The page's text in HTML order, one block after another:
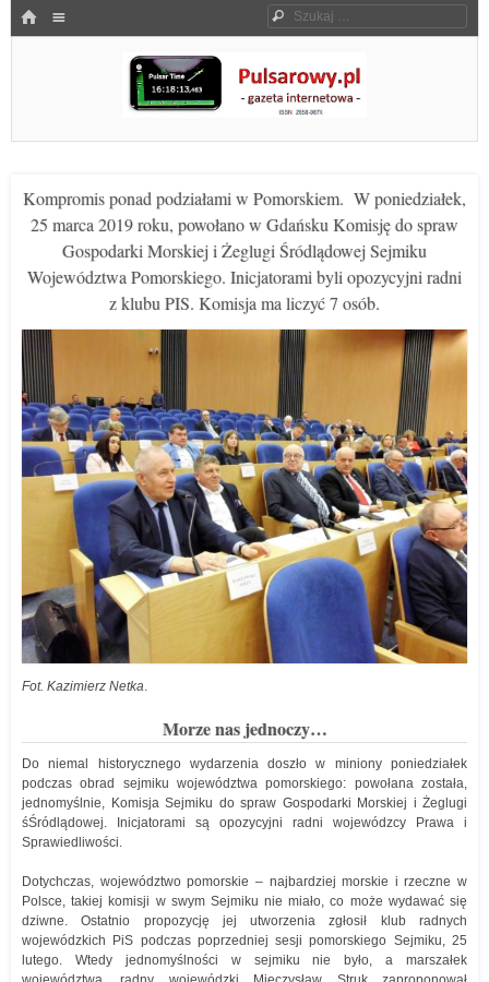
HOME Szukaj
Pulsarowy.pl
Kompromis ponad podziałami w Pomorskiem. W poniedziałek,
25 marca 2019 roku, powołano w Gdańsku Komisję do spraw
Gospodarki Morskiej i Żeglugi Śródlądowej Sejmiku
Województwa Pomorskiego. Inicjatorami byli opozycyjni radni
z klubu PIS. Komisja ma liczyć 7 osób.
Fot. Kazimierz Netka.
Morze nas jednoczy…
Do niemal historycznego wydarzenia doszło w miniony poniedziałek
podczas obrad sejmiku województwa pomorskiego: powołana została,
jednomyślnie, Komisja Sejmiku do spraw Gospodarki Morskiej i Żeglugi
śŚródlądowej. Inicjatorami są opozycyjni radni wojewódzcy Prawa i
Sprawiedliwości.
Dotychczas, województwo pomorskie – najbardziej morskie i rzeczne w
Polsce, takiej komisji w swym Sejmiku nie miało, co może wydawać się
dziwne. Ostatnio propozycję jej utworzenia zgłosił klub radnych
wojewódzkich PiS podczas poprzedniej sesji pomorskiego Sejmiku, 25
lutego. Wtedy jednomyślności w sejmiku nie było, a marszałek